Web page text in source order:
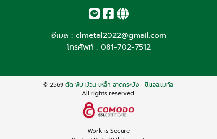
อีเมล : clmetal2022@gmail.com
โทรศัพท์ : 081-702-7512
© 2569ตัด พับ ม้วน เหล็ก ลาดกระบัง - ซี.แอล.เมทัล
All rights reserved.
Work is Secure